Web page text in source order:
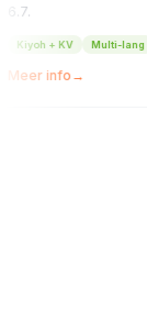
Multi-lang
→